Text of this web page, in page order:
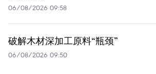
06/08/2026 09:58
破解木材深加工原料“瓶颈”
06/08/2026 09:50